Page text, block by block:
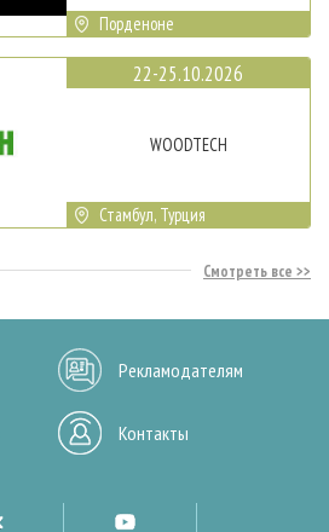
Порденоне
22-25.10.2026
WOODTECH
Стамбул, Турция
Смотреть все
Рекламодателям
Контакты